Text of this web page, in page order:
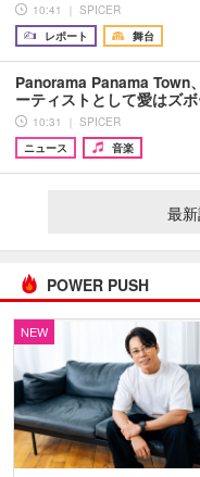
10:41 ｜ SPICER
レポート
舞台
Panorama Panama Town
ーティストとして愛はズ
10:31 ｜ SPICER
ニュース
音楽
最
POWER PUSH
NEW